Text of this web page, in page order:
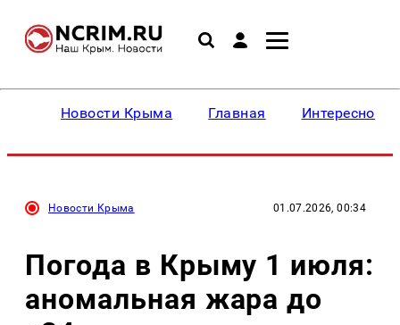
Новости Крыма Главная Интересное
Новости Крыма 01.07.2026, 00:34
Погода в Крыму 1 июля:
аномальная жара до